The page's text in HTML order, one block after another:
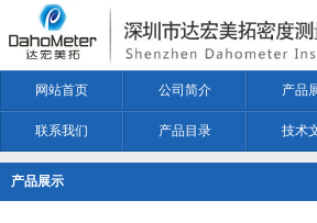
网站首页 公司简介 产品
联系我们 产品目录 技术
产品展示